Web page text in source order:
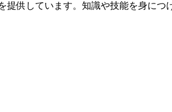
供しています。知識や技能を身に